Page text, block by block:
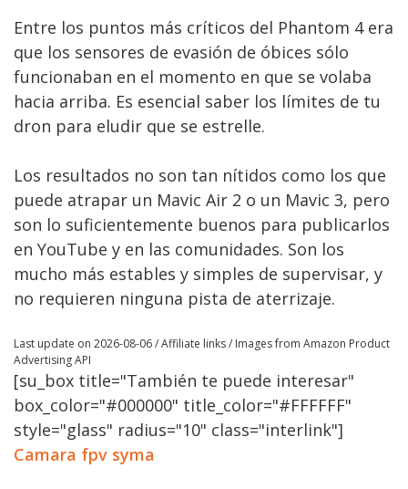
Entre los puntos más críticos del Phantom 4 era
que los sensores de evasión de óbices sólo
funcionaban en el momento en que se volaba
hacia arriba. Es esencial saber los límites de tu
dron para eludir que se estrelle.
Los resultados no son tan nítidos como los que
puede atrapar un Mavic Air 2 o un Mavic 3, pero
son lo suficientemente buenos para publicarlos
en YouTube y en las comunidades. Son los
mucho más estables y simples de supervisar, y
no requieren ninguna pista de aterrizaje.
Last update on 2026-08-06 / Affiliate links / Images from Amazon Product
Advertising API
[su_box title="También te puede interesar"
box_color="#000000" title_color="#FFFFFF"
style="glass" radius="10" class="interlink"]
Camara fpv syma